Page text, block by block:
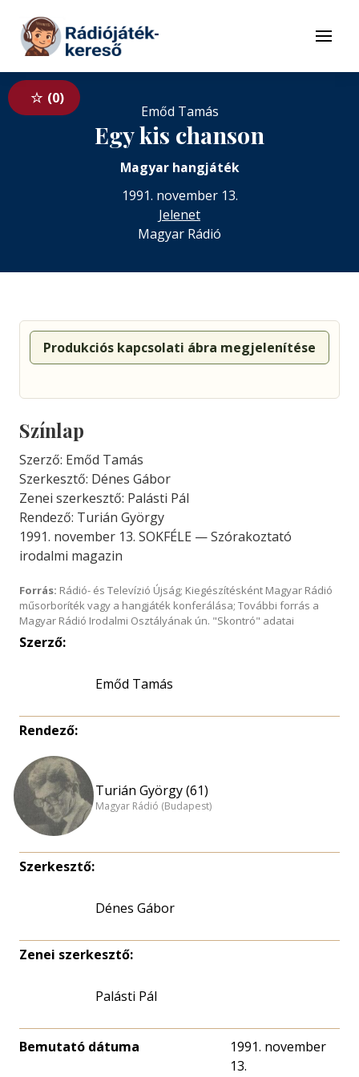
Tovább a tartalomhoz
Menü
0
Emőd Tamás
Egy kis chanson
Magyar hangjáték
1991. november 13.
Jelenet
Magyar Rádió
Produkciós kapcsolati ábra megjelenítése
Színlap
Szerző: Emőd Tamás
Szerkesztő: Dénes Gábor
Zenei szerkesztő: Palásti Pál
Rendező: Turián György
1991. november 13. SOKFÉLE — Szórakoztató
irodalmi magazin
Forrás: Rádió- és Televízió Újság; Kiegészítésként Magyar Rádió
műsorboríték vagy a hangjáték konferálása; További forrás a
Magyar Rádió Irodalmi Osztályának ún. "Skontró" adatai
Szerző:
Emőd Tamás
Rendező:
Turián György (61)
Magyar Rádió (Budapest)
Szerkesztő:
Dénes Gábor
Zenei szerkesztő:
Palásti Pál
Bemutató dátuma
1991. november
13.